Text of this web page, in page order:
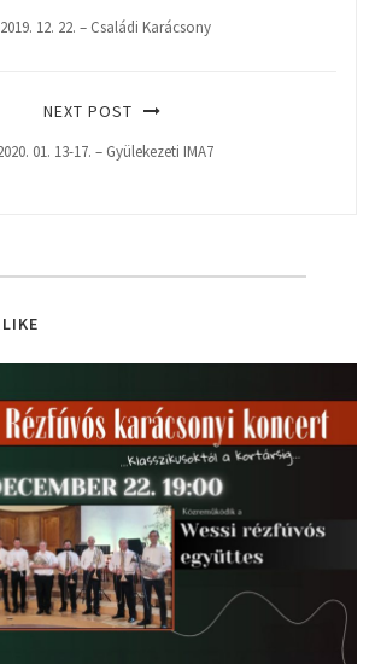
2019. 12. 22. – Családi Karácsony
NEXT POST
01. 13-17. – Gyülekezeti IMA7